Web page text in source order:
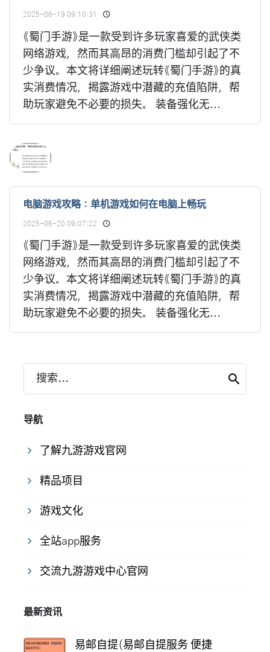
2025-06-19 09:10:31
《蜀门手游》是一款受到许多玩家喜爱的武侠类
网络游戏，然而其高昂的消费门槛却引起了不
少争议。本文将详细阐述玩转《蜀门手游》的真
实消费情况，揭露游戏中潜藏的充值陷阱，帮
助玩家避免不必要的损失。 装备强化无...
电脑游戏攻略：单机游戏如何在电脑上畅玩
2025-06-20 09:07:22
《蜀门手游》是一款受到许多玩家喜爱的武侠类
网络游戏，然而其高昂的消费门槛却引起了不
少争议。本文将详细阐述玩转《蜀门手游》的真
实消费情况，揭露游戏中潜藏的充值陷阱，帮
助玩家避免不必要的损失。 装备强化无...
搜索...
导航
了解九游游戏官网
精品项目
游戏文化
全站app服务
交流九游游戏中心官网
最新资讯
易邮自提(易邮自提服务 便捷